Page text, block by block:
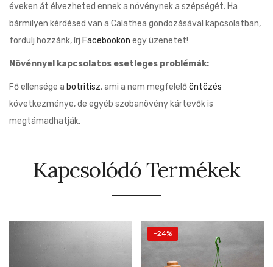
éveken át élvezheted ennek a növénynek a szépségét. Ha
bármilyen kérdésed van a Calathea gondozásával kapcsolatban,
fordulj hozzánk, írj Facebookon egy üzenetet!
Növénnyel kapcsolatos esetleges problémák:
Fő ellensége a botritisz, ami a nem megfelelőöntözés
következménye, de egyéb szobanövény kártevők is
megtámadhatják.
Kapcsolódó Termékek
-24%